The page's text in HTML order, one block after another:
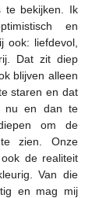
te bekijken. Ik
en
ook: liefdevol,
Dat zit diep
blijven alleen
staren en dat
nu en dan te
om de
zien. Onze
de realiteit
Van die
en mag mij